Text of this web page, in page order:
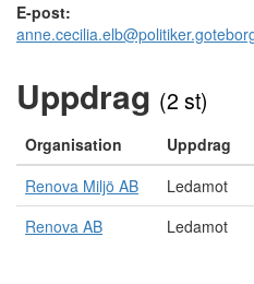
E-post:
Uppdrag (2 st)
Organisation Uppdrag
Renova Miljö AB
Ledamot
Renova AB
Ledamot